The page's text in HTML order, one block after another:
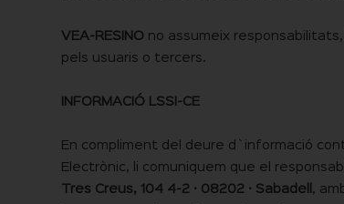
VEA-RESINO no assumeix
pels usuaris o tercers.
INFORMACIÓ LSSI-CE
En compliment del deure d`informació
Electrònic, li comuniquem que el
Tres Creus, 104 4-2 · 08202 · Sabadell ,